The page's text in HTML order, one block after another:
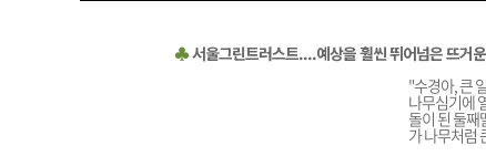
♣서울그린트러스트....예상을 훨씬 뛰어넘은 뜨거
"수경아, 큰
나무심기에
돌이 된 둘째
가 나무처럼